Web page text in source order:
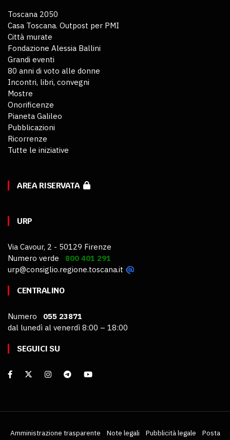
Toscana 2050
Casa Toscana. Outpost per PMI
Città murate
Fondazione Alessia Ballini
Grandi eventi
80 anni di voto alle donne
Incontri, libri, convegni
Mostre
Onorificenze
Pianeta Galileo
Pubblicazioni
Ricorrenze
Tutte le iniziative
AREA RISERVATA
URP
Via Cavour, 2 - 50129 Firenze
Numero verde 800 401 291
urp@consiglio.regione.toscana.it
CENTRALINO
Numero 055 23871
dal lunedì al venerdì 8:00 – 18:00
SEGUICI SU
Amministrazione trasparente Note legali Pubblicità legale
Posta